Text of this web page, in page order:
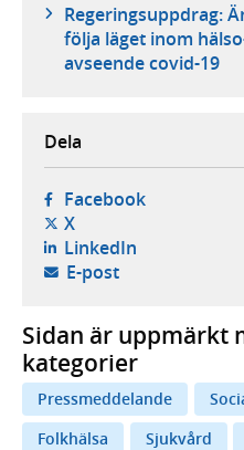
Regeringsuppdrag:
följa läget inom
avseende covid-19
Dela
Facebook- öppnas i
X- öppnas i ny flik,
LinkedIn- öppnas i
E-post- öppnar din
Sidan är uppmärkt
kategorier
Pressmeddelande
Folkhälsa
Sjukvård